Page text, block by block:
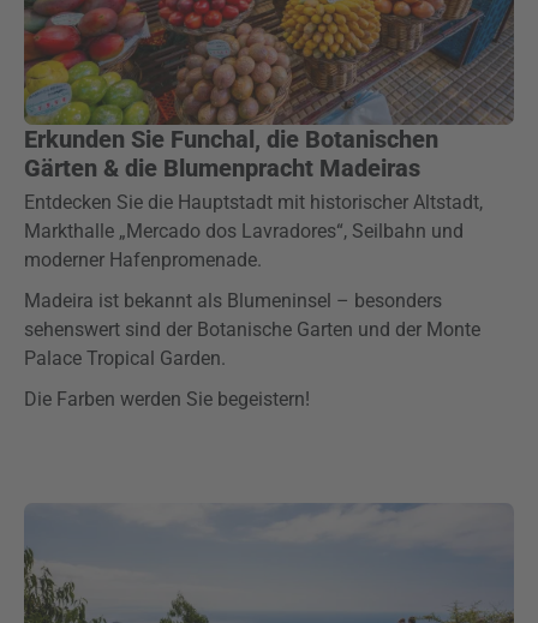
Erkunden Sie Funchal, die Botanischen
Gärten & die Blumenpracht Madeiras
Entdecken Sie die Hauptstadt mit historischer Altstadt,
Markthalle „Mercado dos Lavradores“, Seilbahn und
moderner Hafenpromenade.
Madeira ist bekannt als Blumeninsel – besonders
sehenswert sind der Botanische Garten und der Monte
Palace Tropical Garden.
Die Farben werden Sie begeistern!